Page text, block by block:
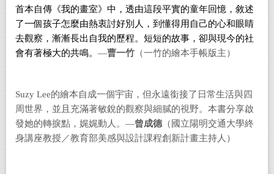
首本自傳《我的畫室》中，透由這段平實的童年回憶，敘述
了一個孩子怎麼由熱衷討好別人，到懂得用自己的心和眼睛
去觀察，漸漸長出自我的歷程。短短的故事，卻與現今的社
會有著極大的共鳴。 —曹一竹 （一竹的繪本手帳版主）
Suzy Lee的繪本自成一個宇宙，但永遠銜接了日常生活與四
周世界，並且充滿著敏銳的觀察與細膩的視野。本書分享啟
發她的轉捩點，娓娓動人。—曾成德 （國立陽明交通大學終
身講座教授／教育部美感與設計課程創新計畫主持人）